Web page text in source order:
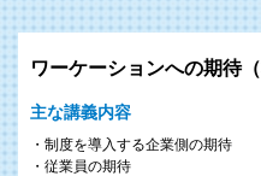
ワーケーションへの期待
主な講義内容
制度を導入する企業側の期待
従業員の期待